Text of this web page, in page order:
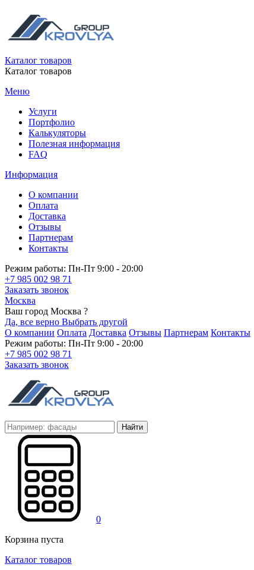
Каталог товаров
Каталог товаров
Меню
Услуги
Портфолио
Калькуляторы
Полезная информация
FAQ
Информация
О компании
Оплата
Доставка
Отзывы
Партнерам
Контакты
Режим работы: Пн-Пт 9:00 - 20:00
+7 985 002 98 71
Заказать звонок
Москва
Ваш город Москва ?
Да, все верно Выбрать другой
О компании Оплата Доставка Отзывы Партнерам Контакты
Режим работы: Пн-Пт 9:00 - 20:00
+7 985 002 98 71
Заказать звонок
Найти
0
Корзина пуста
Каталог товаров